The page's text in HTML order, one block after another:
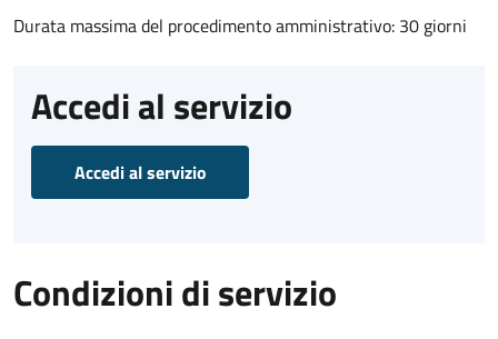
Durata massima del procedimento amministrativo: 30 giorni
Accedi al servizio
Accedi al servizio
Condizioni di servizio